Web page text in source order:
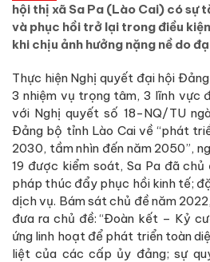
hội thị xã Sa Pa (Lào Cai) có sự
và phục hồi trở lại trong điều
khi chịu ảnh hưởng nặng nề do
Thực hiện Nghị quyết đại hội
3 nhiệm vụ trọng tâm, 3 lĩnh vực
với Nghị quyết số 18-NQ/TU
Đảng bộ tỉnh Lào Cai về “phát
2030, tầm nhìn đến năm 2050”,
19 được kiểm soát, Sa Pa đã
pháp thúc đẩy phục hồi kinh tế;
dịch vụ. Bám sát chủ đề năm
đưa ra chủ đề: “Đoàn kết – Kỷ
ứng linh hoạt để phát triển toàn
liệt của các cấp ủy đảng; sự